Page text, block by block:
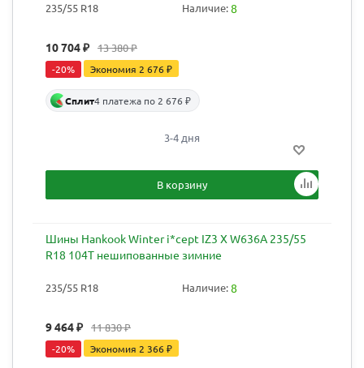
235/55 R18 Наличие:8
10 704₽ 13 380₽
-20% Экономия 2 676₽
Сплит4 платежа по 2 676 ₽
3-4 дня
В корзину
Шины Hankook Winter i*cept IZ3 X W636A 235/55
R18 104T нешипованные зимние
235/55 R18 Наличие:8
9 464₽ 11 830₽
-20% Экономия 2 366₽